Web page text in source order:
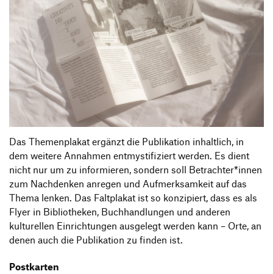
Das Themenplakat ergänzt die Publikation inhaltlich, in
dem weitere Annahmen entmystifiziert werden. Es dient
nicht nur um zu informieren, sondern soll Betrachter*innen
zum Nachdenken anregen und Aufmerksamkeit auf das
Thema lenken. Das Faltplakat ist so konzipiert, dass es als
Flyer in Bibliotheken, Buchhandlungen und anderen
kulturellen Einrichtungen ausgelegt werden kann – Orte, an
denen auch die Publikation zu finden ist.
Postkarten